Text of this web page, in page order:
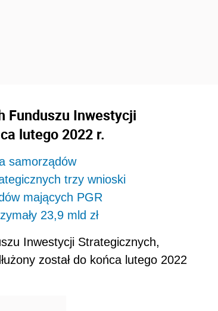
Funduszu Inwestycji
lutego 2022 r.
samorządów
trzy wnioski
mających PGR
23,9 mld zł
Inwestycji Strategicznych,
został do końca lutego 2022